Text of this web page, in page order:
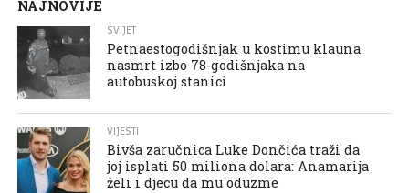
NAJNOVIJE
SVIJET
Petnaestogodišnjak u kostimu klauna
nasmrt izbo 78-godišnjaka na
autobuskoj stanici
VIJESTI
Bivša zaručnica Luke Dončića traži da
joj isplati 50 miliona dolara: Anamarija
želi i djecu da mu oduzme